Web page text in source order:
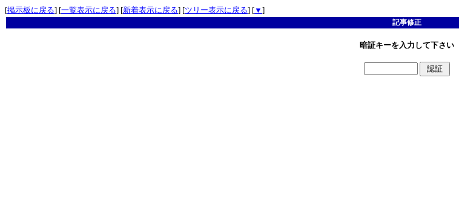
[掲示板に戻る] [一覧表示に戻る] [新着表示に戻る] [ツリー表示に戻る] [▼ ]
記事修正
暗証キーを入力して下さい